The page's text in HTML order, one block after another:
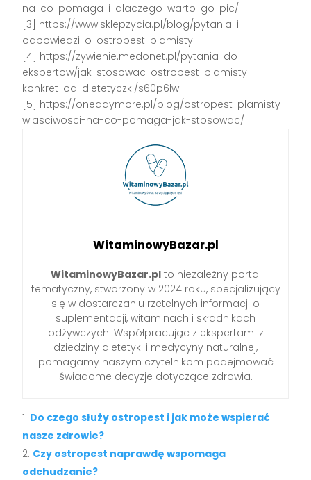
na-co-pomaga-i-dlaczego-warto-go-pic/
[3] https://www.sklepzycia.pl/blog/pytania-i-
odpowiedzi-o-ostropest-plamisty
[4] https://zywienie.medonet.pl/pytania-do-
ekspertow/jak-stosowac-ostropest-plamisty-
konkret-od-dietetyczki/s60p6lw
[5] https://onedaymore.pl/blog/ostropest-plamisty-
wlasciwosci-na-co-pomaga-jak-stosowac/
WitaminowyBazar.pl
WitaminowyBazar.plto niezależny portal
tematyczny, stworzony w 2024 roku, specjalizujący
się w dostarczaniu rzetelnych informacji o
suplementacji, witaminach i składnikach
odżywczych. Współpracując z ekspertami z
dziedziny dietetyki i medycyny naturalnej,
pomagamy naszym czytelnikom podejmować
świadome decyzje dotyczące zdrowia.
Do czego służy ostropest i jak może wspierać
nasze zdrowie?
Czy ostropest naprawdę wspomaga
odchudzanie?